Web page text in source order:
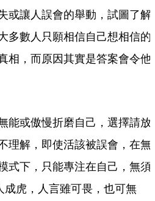
或讓人誤會的舉動，試圖了解
多數人只願相信自己想相信的
相，而原因其實是答案會令他
能或傲慢折磨自己，選擇請放
理解，即使活該被誤會，在無
式下，只能專注在自己，無須
虎，人言雖可畏，也可無